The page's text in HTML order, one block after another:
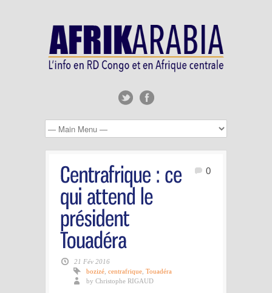
0
21 Fév 2016
bozizé centrafrique Touadéra
by Christophe RIGAUD